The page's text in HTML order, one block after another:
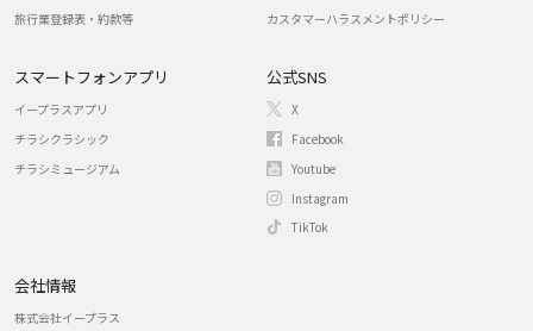
旅行業登録表・約款等
カスタマーハラスメントポリシー
スマートフォンアプリ
イープラスアプリ
チラシクラシック
チラシミュージアム
公式SNS
X
Facebook
Youtube
Instagram
TikTok
会社情報
株式会社イープラス